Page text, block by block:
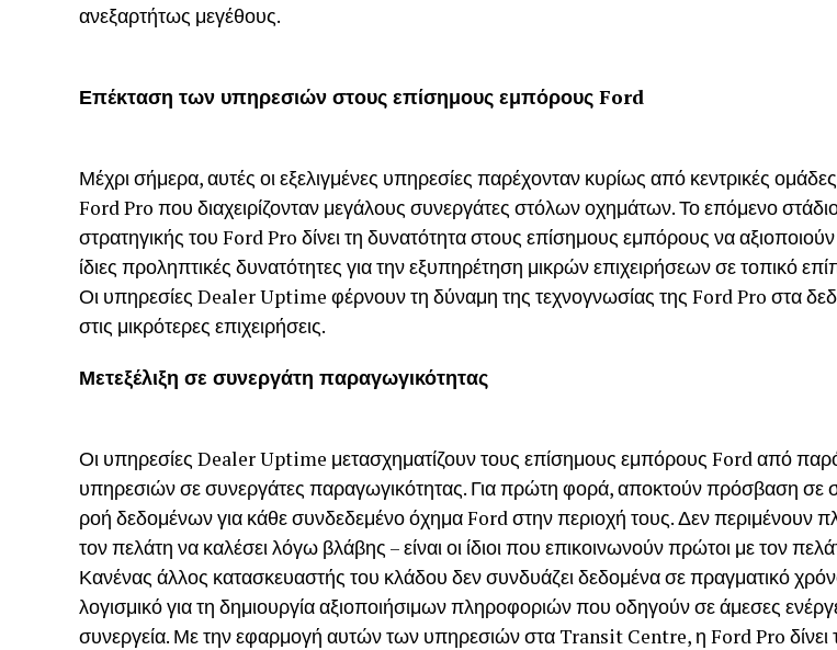
ανεξαρτήτως μεγέθους.
Επέκταση των υπηρεσιών στους επίσημους εμπόρους Ford
Μέχρι σήμερα, αυτές οι εξελιγμένες υπηρεσίες παρέχονταν κυρίως από κεντρικές
Ford Pro που διαχειρίζονταν μεγάλους συνεργάτες στόλων οχημάτων. Το επόμενο
στρατηγικής του Ford Pro δίνει τη δυνατότητα στους επίσημους εμπόρους να αξιοποιούν
ίδιες προληπτικές δυνατότητες για την εξυπηρέτηση μικρών επιχειρήσεων σε τοπικό
Οι υπηρεσίες Dealer Uptime φέρνουν τη δύναμη της τεχνογνωσίας της Ford Pro στα
στις μικρότερες επιχειρήσεις.
Μετεξέλιξη σε συνεργάτη παραγωγικότητας
Οι υπηρεσίες Dealer Uptime μετασχηματίζουν τους επίσημους εμπόρους Ford από
υπηρεσιών σε συνεργάτες παραγωγικότητας. Για πρώτη φορά, αποκτούν πρόσβαση σε
ροή δεδομένων για κάθε συνδεδεμένο όχημα Ford στην περιοχή τους. Δεν περιμένουν
τον πελάτη να καλέσει λόγω βλάβης – είναι οι ίδιοι που επικοινωνούν πρώτοι με τον
Κανένας άλλος κατασκευαστής του κλάδου δεν συνδυάζει δεδομένα σε πραγματικό
λογισμικό για τη δημιουργία αξιοποιήσιμων πληροφοριών που οδηγούν σε άμεσες
συνεργεία. Με την εφαρμογή αυτών των υπηρεσιών στα Transit Centre, η Ford Pro δίνει